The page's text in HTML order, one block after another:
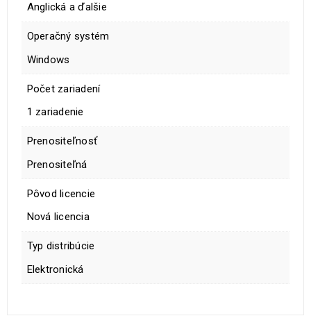
Anglická a ďalšie
Operačný systém
Windows
Počet zariadení
1 zariadenie
Prenositeľnosť
Prenositeľná
Pôvod licencie
Nová licencia
Typ distribúcie
Elektronická